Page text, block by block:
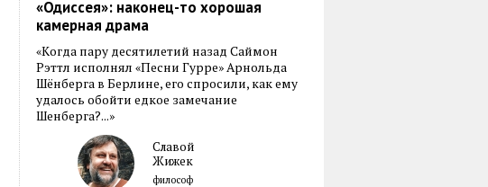
«Одиссея»: наконец-то хорошая
камерная драма
«Когда пару десятилетий назад Саймон
Рэттл исполнял «Песни Гурре» Арнольда
Шёнберга в Берлине, его спросили, как ему
удалось обойти едкое замечание
Шенберга?...»
Славой
Жижек
философ